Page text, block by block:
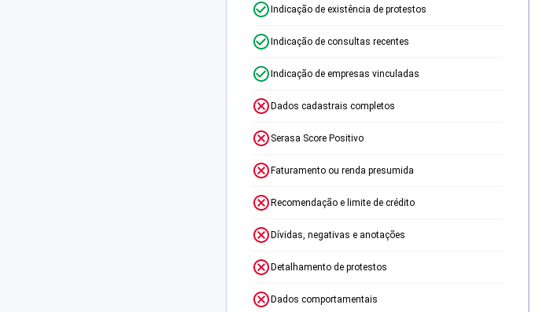
Indicação de existência de protestos
Indicação de consultas recentes
Indicação de empresas vinculadas
Dados cadastrais completos
Serasa Score Positivo
Faturamento ou renda presumida
Recomendação e limite de crédito
Dívidas, negativas e anotações
Detalhamento de protestos
Dados comportamentais